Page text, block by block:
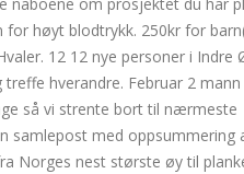
høyt blodtrykk. 250kr for
12 12 nye personer i Indre
hverandre. Februar 2
så vi strente bort til nærmeste
samlepost med oppsummering
Norges nest største øy til